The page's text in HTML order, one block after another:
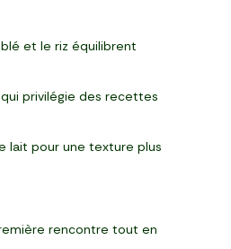
et le riz équilibrent
privilégie des recettes
lait pour une texture plus
rencontre tout en